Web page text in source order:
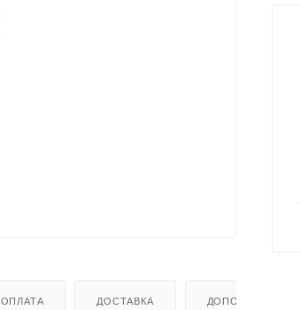
ОПЛАТА ДОСТАВКА ДОПОЛНИТЕЛЬНО